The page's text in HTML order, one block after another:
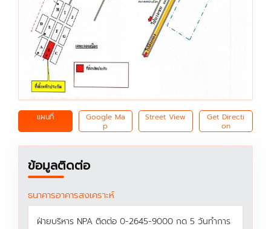
แผนที่
Google Ma
p
Street View
Get Directi
on
ข้อมูลติดต่อ
ธนาคารอาคารสงเคราะห์
ฝ่ายบริหาร NPA ติดต่อ 0-2645-9000 กด 5 วันทำการ